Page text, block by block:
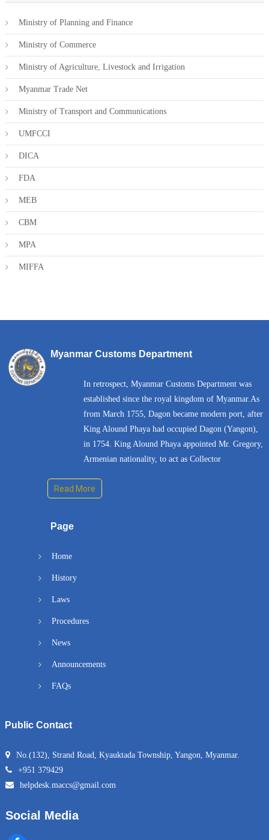
Ministry of Planning and Finance
Ministry of Commerce
Ministry of Agriculture, Livestock and Irrigation
Myanmar Trade Net
Ministry of Transport and Communications
UMFCCI
DICA
FDA
MEB
CBM
MPA
MIFFA
Myanmar Customs Department
In retrospect, Myanmar Customs Department was
established since the royal kingdom of Myanmar.As
from March 1755, Dagon became modern port, after
King Alound Phaya had occupied Dagon (Yangon),
in 1754. King Alound Phaya appointed Mr. Gregory,
Armenian nationality, to act as Collector
Read More
Page
Home
History
Laws
Procedures
News
Announcements
FAQs
Public Contact
No.(132), Strand Road, Kyauktada Township, Yangon, Myanmar.
+951 379429
helpdesk.maccs@gmail.com
Social Media